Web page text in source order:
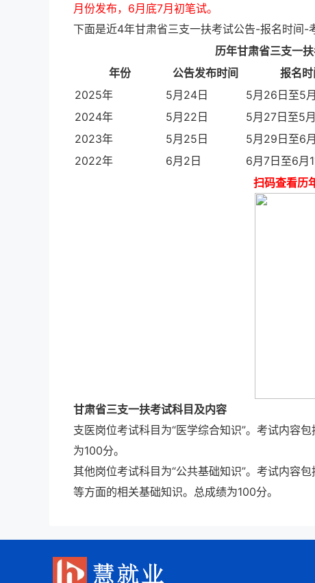
月份发布，6月底7月初笔试。
下面是近4年甘肃省三支一扶考试公告-报名时间-
历年甘肃省三支一
年份
公告发布时间 报名时
2025年
5月24日 5月26日至5
2024年
5月22日 5月27日至5
2023年
5月25日 5月29日至6
2022年
6月2日 6月7日至6月
扫码查看历
甘肃省三支一扶考试科目及内容
支医岗位考试科目为“医学综合知识”。考试内容
为100分。
其他岗位考试科目为“公共基础知识”。考试内容
等方面的相关基础知识。总成绩为100分。